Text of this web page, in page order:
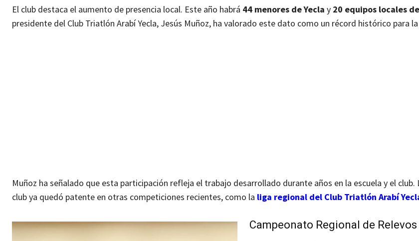
El club destaca el aumento de presencia local. Este año habrá 44 menores de Yecla y 20 equipos locales
presidente del Club Triatlón Arabí Yecla, Jesús Muñoz, ha valorado este dato como un récord histórico para
Muñoz ha señalado que esta participación refleja el trabajo desarrollado durante años en la escuela y el club.
club ya quedó patente en otras competiciones recientes, como la liga regional del Club Triatlón Arabí
Campeonato Regional de Relevos